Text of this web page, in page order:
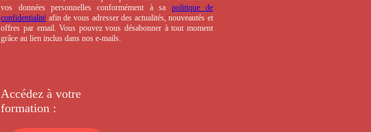
vos données personnelles conformément à sa politique de
confidentialité afin de vous adresser des actualités, nouveautés et
offres par email. Vous pouvez vous désabonner à tout moment
grâce au lien inclus dans nos e-mails.
Accédez à votre
formation :